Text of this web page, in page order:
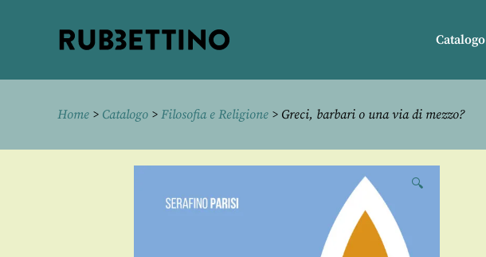
Catalogo
Home > Catalogo > Filosofia e Religione > Greci, barbari o una via di mezzo?
🔍